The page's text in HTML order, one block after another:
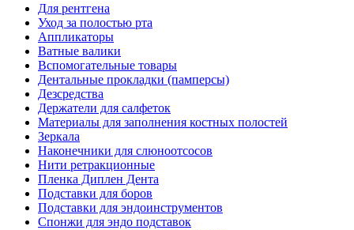
Для рентгена
Уход за полостью рта
Аппликаторы
Ватные валики
Вспомогательные товары
Дентальные прокладки (памперсы)
Дезсредства
Держатели для салфеток
Материалы для заполнения костных полостей
Зеркала
Наконечники для слюноотсосов
Нити ретракционные
Пленка Диплен Дента
Подставки для боров
Подставки для эндоинструментов
Спонжи для эндо подставок